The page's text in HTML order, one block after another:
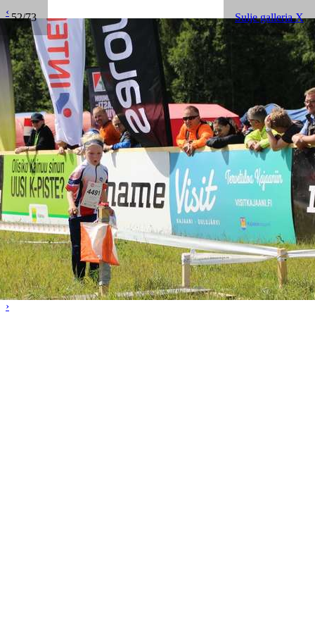
52/73 Sulje galleria X
‹
›